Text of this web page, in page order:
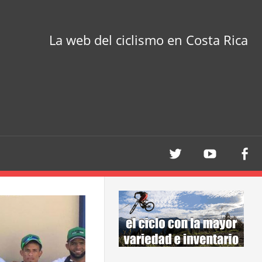
La web del ciclismo en Costa Rica